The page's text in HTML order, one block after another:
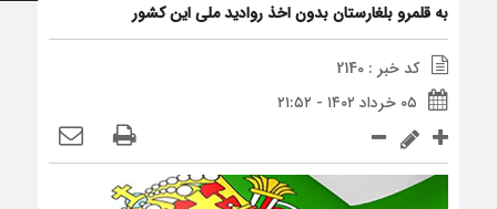
به قلمرو بلغارستان بدون اخذ روادید ملی این کشور
کد خبر : 2140
۰۵ خرداد ۱۴۰۲ - ۲۱:۵۲